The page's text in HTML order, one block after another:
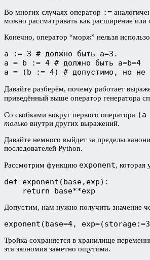
Во многих случаях оператор :=
можно рассматривать как расширение
Конечно, оператор “морж” нельзя
a := 3 # должно быть a=3.
a = b := 4 # должно быть a=b=4
a = (b := 4) # допустимо, но не
Давайте разберём, почему работает
приведённый выше оператор генератора
Со скобками вокруг первого оператора (a
только внутри других выражений.
Давайте немного выйдет за пределы
последователей Python.
Рассмотрим функцию exponent, которая
def exponent(base,exp):
    return base**exp
Допустим, нам нужно получить значение
exponent(base=4,
Тройка сохраняется в хранилище
эта экономия заметно ощутима.